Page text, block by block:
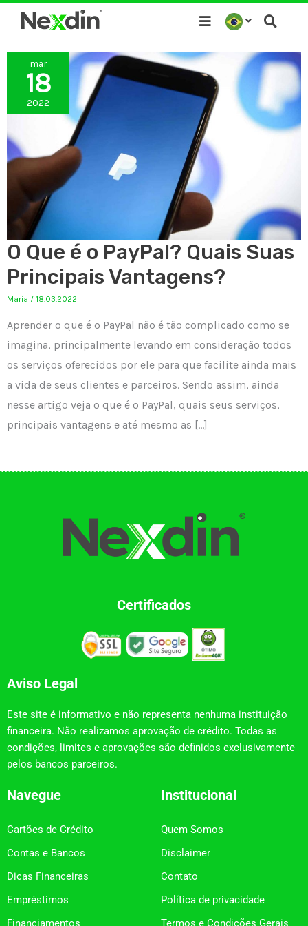
para
conteúdo
mar
18
2022
O Que é o PayPal? Quais Suas
Principais Vantagens?
Maria / 18.03.2022
Aprender o que é o PayPal não é tão complicado como se
imagina, principalmente levando em consideração todos
os serviços oferecidos por ele para que facilite ainda mais
a vida de seus clientes e parceiros. Sendo assim, ainda
nesse artigo veja o que é o PayPal, quais seus serviços,
principais vantagens e até mesmo as […]
Certificados
Aviso Legal
Este site é informativo e não representa nenhuma instituição
financeira. Não realizamos aprovação de crédito. Todas as
condições, limites e aprovações são definidos exclusivamente
pelos bancos parceiros.
Navegue
Cartões de Crédito
Contas e Bancos
Dicas Financeiras
Empréstimos
Institucional
Quem Somos
Disclaimer
Contato
Política de privacidade